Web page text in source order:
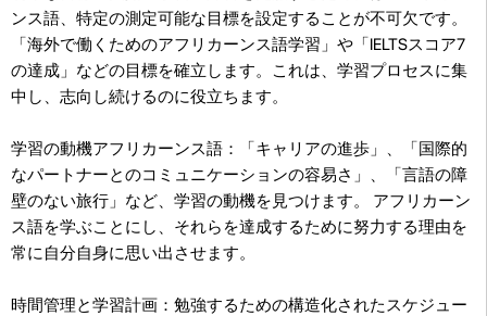
ンス語、特定の測定可能な目標を設定することが不可欠です。
「海外で働くためのアフリカーンス語学習」や「IELTSスコア7
の達成」などの目標を確立します。これは、学習プロセスに集
中し、志向し続けるのに役立ちます。
学習の動機アフリカーンス語：「キャリアの進歩」、「国際的
なパートナーとのコミュニケーションの容易さ」、「言語の障
壁のない旅行」など、学習の動機を見つけます。 アフリカーン
ス語を学ぶことにし、それらを達成するために努力する理由を
常に自分自身に思い出させます。
時間管理と学習計画：勉強するための構造化されたスケジュー